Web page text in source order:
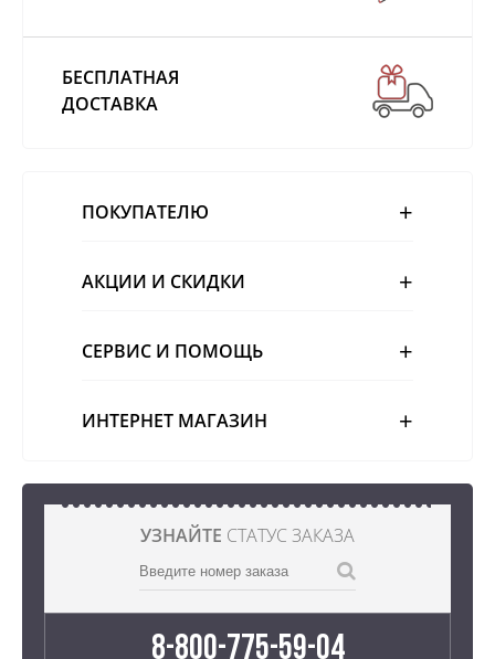
БЕСПЛАТНАЯ
ДОСТАВКА
ПОКУПАТЕЛЮ
АКЦИИ И СКИДКИ
СЕРВИС И ПОМОЩЬ
ИНТЕРНЕТ МАГАЗИН
УЗНАЙТЕ СТАТУС ЗАКАЗА
8-800-775-59-04